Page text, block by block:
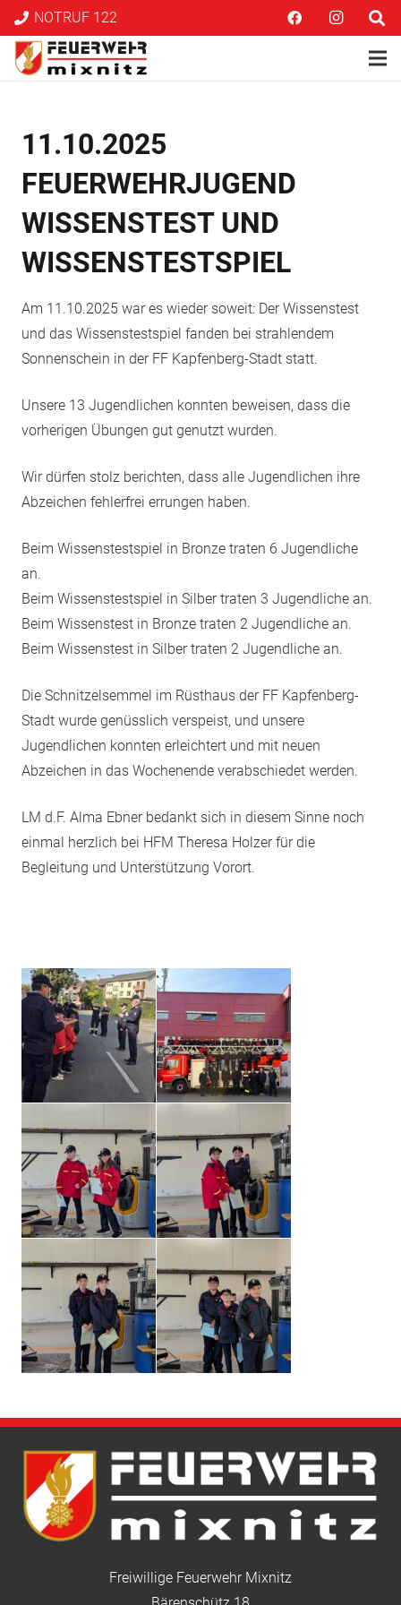
NOTRUF 122
11.10.2025
FEUERWEHRJUGEND
WISSENSTEST UND
WISSENSTESTSPIEL
Am 11.10.2025 war es wieder soweit: Der Wissenstest
und das Wissenstestspiel fanden bei strahlendem
Sonnenschein in der FF Kapfenberg-Stadt statt.
Unsere 13 Jugendlichen konnten beweisen, dass die
vorherigen Übungen gut genutzt wurden.
Wir dürfen stolz berichten, dass alle Jugendlichen ihre
Abzeichen fehlerfrei errungen haben.
Beim Wissenstestspiel in Bronze traten 6 Jugendliche
an.
Beim Wissenstestspiel in Silber traten 3 Jugendliche an.
Beim Wissenstest in Bronze traten 2 Jugendliche an.
Beim Wissenstest in Silber traten 2 Jugendliche an.
Die Schnitzelsemmel im Rüsthaus der FF Kapfenberg-
Stadt wurde genüsslich verspeist, und unsere
Jugendlichen konnten erleichtert und mit neuen
Abzeichen in das Wochenende verabschiedet werden.
LM d.F. Alma Ebner bedankt sich in diesem Sinne noch
einmal herzlich bei HFM Theresa Holzer für die
Begleitung und Unterstützung Vorort.
Freiwillige Feuerwehr Mixnitz